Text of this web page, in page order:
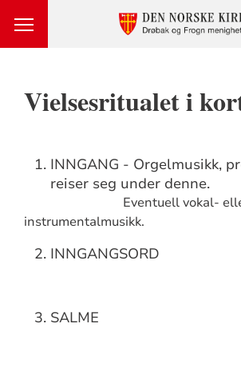
Vielsesritualet i
INNGANG - Orgelmusikk,
reiser seg under denne.
Eventuell vokal-
instrumentalmusikk.
INNGANGSORD
SALME